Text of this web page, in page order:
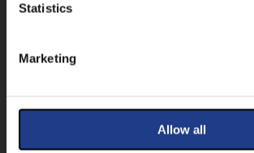
Statistics
Marketing
Allow all
JEGYEK
VÁLTSA MEG JEGYÉT
FIZETÉSSEL!